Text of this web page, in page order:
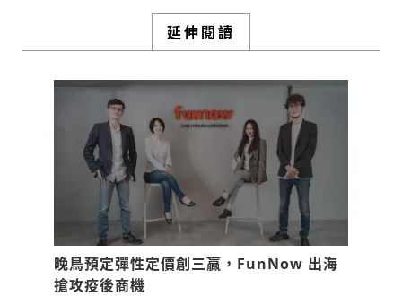
檢舉留言
我們的軟體可以讓貨代公司裡的每一個
人，用最有效率的方式去管理所有任務排
2 天，系統會提醒你，讓你預先做最有效
的安排。而且不只系統本身操作容易，我
們也能提供報告給高層做數據化管理，像
是每個操作員 1 個月能處理幾批貨物，
KPI 有沒有達標，然後會計那邊有沒有應
收帳款逾期，有沒有去催繳，這些都是讓
客戶營收、毛利雙漲的秘訣。
垂直 SaaS 的精神是我們怎麼用一套系統
幫你整個生意做到位。以前的水平 SaaS
雖然好用，但只能幫企業做到在特定環節
常厲害，但是一間企業要成功不能只是一
個環節強，尤其在數位轉型的趨勢裡，還
是要有人出來幫單一產業設計出一套能流
暢營運的系統。
檢舉留言
以前大家會覺得一套軟體做出來，只給一個產
業用很可惜，格局太小，但是這幾年有
ServiceTitan
延伸閱讀
晚鳥預定彈性定價創三贏，FunNow 出海
搶攻疫後商機